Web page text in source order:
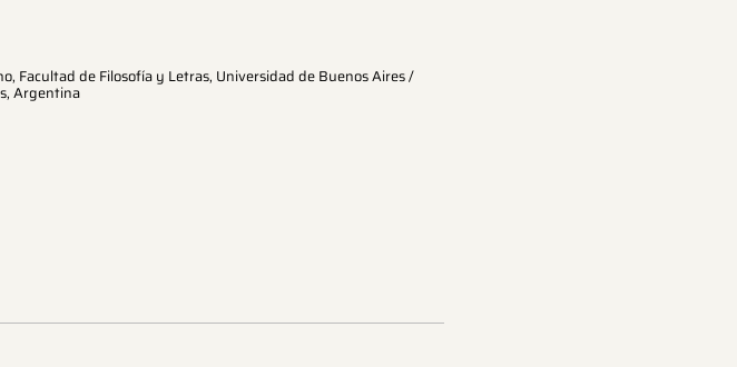
Facultad de Filosofía y Letras, Universidad de Buenos Aires /
Argentina